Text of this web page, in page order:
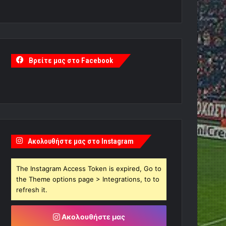
Βρείτε μας στο Facebook
Ακολουθήστε μας στο Instagram
The Instagram Access Token is expired, Go to
the Theme options page > Integrations, to to
refresh it.
Ακολουθήστε μας